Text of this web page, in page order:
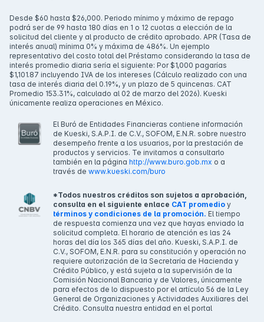
Desde $60 hasta $26,000. Periodo mínimo y máximo de repago
podrá ser de 99 hasta 180 días en 1 o 12 cuotas a elección de la
solicitud del cliente y al producto de crédito aprobado. APR (Tasa de
interés anual) mínima 0% y máxima de 486%. Un ejemplo
representativo del costo total del Préstamo considerando la tasa de
interés promedio diaria sería el siguiente: Por $1,000 pagarías
$1,101.87 incluyendo IVA de los intereses (Cálculo realizado con una
tasa de interés diaria del 0.19%, y un plazo de 5 quincenas. CAT
Promedio 153.31%, calculado al 02 de marzo del 2026). Kueski
únicamente realiza operaciones en México.
El Buró de Entidades Financieras contiene información
de Kueski, S.A.P.I. de C.V., SOFOM, E.N.R. sobre nuestro
desempeño frente a los usuarios, por la prestación de
productos y servicios. Te invitamos a consultarlo
también en la página http://www.buro.gob.mx o a
través de www.kueski.com/buro
*Todos nuestros créditos son sujetos a aprobación,
consulta en el siguiente enlace CAT promedio y
términos y condiciones de la promoción. El tiempo
de respuesta comienza una vez que hayas enviado la
solicitud completa. El horario de atención es las 24
horas del día los 365 días del año. Kueski, S.A.P.I. de
C.V., SOFOM, E.N.R. para su constitución y operación no
requiere autorización de la Secretaría de Hacienda y
Crédito Público, y está sujeta a la supervisión de la
Comisión Nacional Bancaria y de Valores, únicamente
para efectos de lo dispuesto por el artículo 56 de la Ley
General de Organizaciones y Actividades Auxiliares del
Crédito. Consulta nuestra entidad en el portal